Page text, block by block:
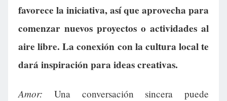
favorece la iniciativa, así que aprovecha para
comenzar nuevos proyectos o actividades al
aire libre. La conexión con la cultura local te
dará inspiración para ideas creativas.
Amor: Una conversación sincera puede